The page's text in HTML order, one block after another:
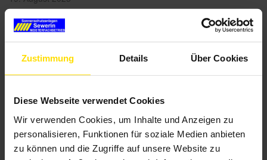
Zustimmung Details Über Cookies
Diese Webseite verwendet Cookies
Wir verwenden Cookies, um Inhalte und Anzeigen zu
personalisieren, Funktionen für soziale Medien anbieten
zu können und die Zugriffe auf unsere Website zu
am
Markisen-Freigestell von WAREMA schenkt Ihnen die Freiheit zu
wählen. Bestückt mit einer oder zwei Pergola- bzw. Terrassen-
Markisen genießen Sie kühlen Schatten genau dort, wo Sie ihn
benötigen! Durch …
„Neue
FreiRäume
entdecken:
Das
Markisen-
Freigestell
von
weiterlesen